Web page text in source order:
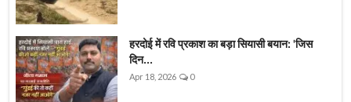
हरदोई में रवि प्रकाश का बड़ा सियासी बयान: 'जिस
दिन...
Apr 18, 2026 0